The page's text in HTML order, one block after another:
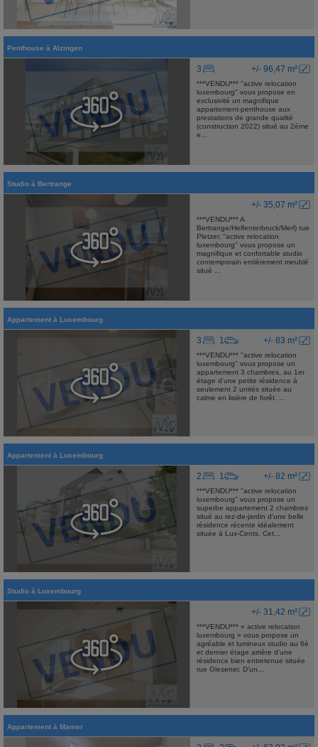
Penthouse à Alzingen
+/- 96,47 m²
3
***VENDU*** "active relocation
luxembourg" vous propose en
exclusivité un magnifique
appartement-penthouse aux
prestations de grande qualité
(construction 2022) situé au 2ème
e...
Studio à Bertrange
+/- 35,07 m²
***VENDU*** A
Bertrange/Helfenterbruck/Merl) rue
Pletzer, "active relocation
luxembourg" vous propose un
magnifique et confortable studio
contemporain entièrement meublé
situé ...
Appartement à Luxembourg
+/- 83 m²
3 1
***VENDU*** "active relocation
luxembourg" vous propose un
appartement 3 chambres, au 1er
étage d'une petite résidence à
seulement 2 unités située au
calme en lisière de forêt. ...
Appartement à Luxembourg
+/- 82 m²
2 1
***VENDU*** "active relocation
luxembourg" vous propose un
superbe appartement 2 chambres
situé au rez-de-jardin d'une belle
résidence récente idéalement
située à Lux-Cents. Cet...
Studio à Luxembourg
+/- 31,42 m²
***VENDU*** « active relocation
luxembourg » vous propose un
agréable et lumineux studio au 6è
et dernier étage arrière d’une
résidence bien entretenue située
rue Glesener. D’un...
Appartement à Mamer